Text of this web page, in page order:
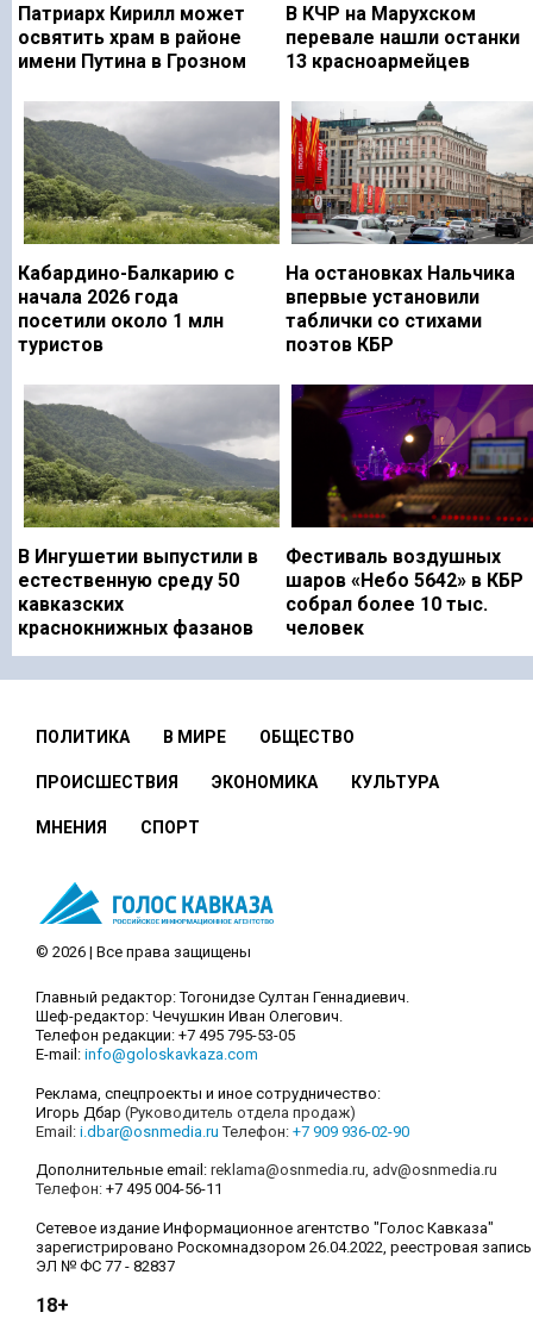
Патриарх Кирилл может
освятить храм в районе
имени Путина в Грозном
В КЧР на Марухском
перевале нашли останки
13 красноармейцев
Кабардино-Балкарию с
начала 2026 года
посетили около 1 млн
туристов
На остановках Нальчика
впервые установили
таблички со стихами
поэтов КБР
В Ингушетии выпустили в
естественную среду 50
кавказских
краснокнижных фазанов
Фестиваль воздушных
шаров «Небо 5642» в КБР
собрал более 10 тыс.
человек
ПОЛИТИКА В МИРЕ ОБЩЕСТВО
ПРОИСШЕСТВИЯ ЭКОНОМИКА КУЛЬТУРА
МНЕНИЯ СПОРТ
© 2026 | Все права защищены
Главный редактор: Тогонидзе Султан Геннадиевич.
Шеф-редактор: Чечушкин Иван Олегович.
Телефон редакции: +7 495 795-53-05
E-mail: info@goloskavkaza.com
Реклама, спецпроекты и иное сотрудничество:
Игорь Дбар (Руководитель отдела продаж)
Email: i.dbar@osnmedia.ru Телефон: +7 909 936-02-90
Дополнительные email: reklama@osnmedia.ru adv@osnmedia.ru
Телефон: +7 495 004-56-11
Сетевое издание Информационное агентство "Голос Кавказа"
зарегистрировано Роскомнадзором 26.04.2022, реестровая запись
ЭЛ № ФС 77 - 82837
18+